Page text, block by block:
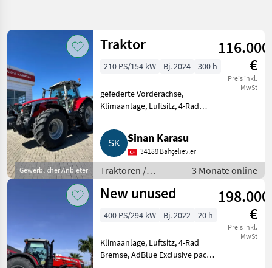
Kategorie 1 Land 1
KATEGORIE
WÄHLEN
Landtechnik
3
MARKEN
MARKTPLATZ
Marktplatz Händlerangebote Kleinanzeigen
Zurücksetzen
Ergebnisse
anzeigen
Gewerblicher Anbieter
Traktor
116.000
€
Preis inkl.
MwSt
210 PS/154 kW Bj. 2024 300 h
gefederte Vorderachse,
Klimaanlage, Luftsitz, 4-Rad
Exklusives Paket, Dyna VT
Getriebe, Autolenksystem, in
gutem Zustand. Traktoren
Standard Trakto
Sinan Karasu
34188 Bahçelievler
Traktoren /
Standard
Traktoren
3 Monate online
New unused
198.000
€
Preis inkl.
MwSt
400 PS/294 kW Bj. 2022 20 h
Klimaanlage, Luftsitz, 4-Rad
Bremse, AdBlue Exclusive pack,